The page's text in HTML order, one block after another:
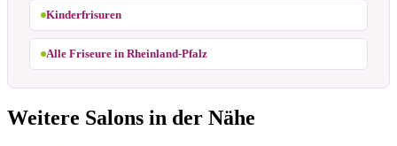
Kinderfrisuren
Alle Friseure in Rheinland-Pfalz
Weitere Salons in der Nähe